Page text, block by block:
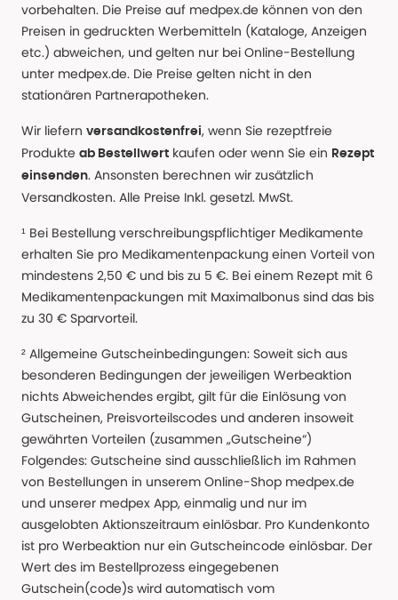
vorbehalten. Die Preise auf medpex.de können von den
Preisen in gedruckten Werbemitteln (Kataloge, Anzeigen
etc.) abweichen, und gelten nur bei Online-Bestellung
unter medpex.de. Die Preise gelten nicht in den
stationären Partnerapotheken.
Wir liefern versandkostenfrei, wenn Sie rezeptfreie
Produkte ab Bestellwert kaufen oder wenn Sie ein Rezept
einsenden. Ansonsten berechnen wir zusätzlich
Versandkosten. Alle Preise Inkl. gesetzl. MwSt.
¹ Bei Bestellung verschreibungspflichtiger Medikamente
erhalten Sie pro Medikamentenpackung einen Vorteil von
mindestens 2,50 € und bis zu 5 €. Bei einem Rezept mit 6
Medikamentenpackungen mit Maximalbonus sind das bis
zu 30 € Sparvorteil.
² Allgemeine Gutscheinbedingungen: Soweit sich aus
besonderen Bedingungen der jeweiligen Werbeaktion
nichts Abweichendes ergibt, gilt für die Einlösung von
Gutscheinen, Preisvorteilscodes und anderen insoweit
gewährten Vorteilen (zusammen „Gutscheine“)
Folgendes: Gutscheine sind ausschließlich im Rahmen
von Bestellungen in unserem Online-Shop medpex.de
und unserer medpex App, einmalig und nur im
ausgelobten Aktionszeitraum einlösbar. Pro Kundenkonto
ist pro Werbeaktion nur ein Gutscheincode einlösbar. Der
Wert des im Bestellprozess eingegebenen
Gutschein(code)s wird automatisch vom